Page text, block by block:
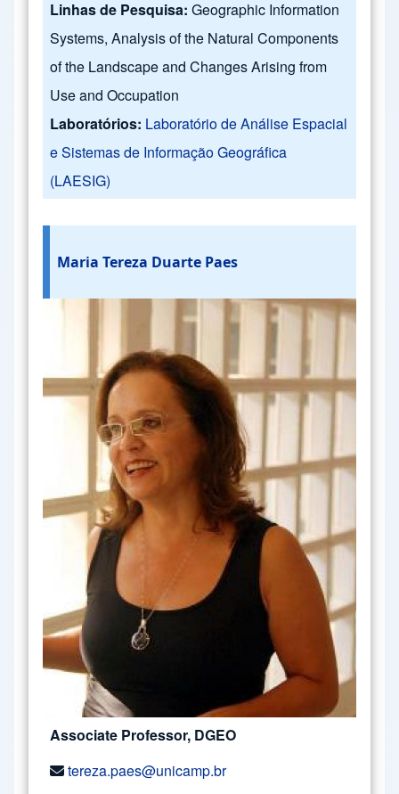
Linhas de Pesquisa: Geographic Information
Systems, Analysis of the Natural Components
of the Landscape and Changes Arising from
Use and Occupation
Laboratórios: Laboratório de Análise Espacial
e Sistemas de Informação Geográfica
(LAESIG)
Maria Tereza Duarte Paes
Associate Professor, DGEO
tereza.paes@unicamp.br